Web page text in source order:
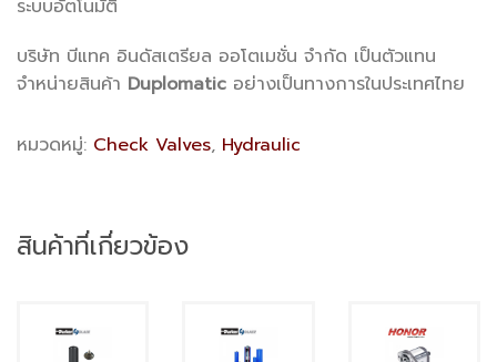
ระบบอัตโนมัติ
บริษัท บีแทค อินดัสเตรียล ออโตเมชั่น จำกัด เป็นตัวแทน
จำหน่ายสินค้า Duplomatic อย่างเป็นทางการในประเทศไทย
หมวดหมู่: Check Valves, Hydraulic
สินค้าที่เกี่ยวข้อง